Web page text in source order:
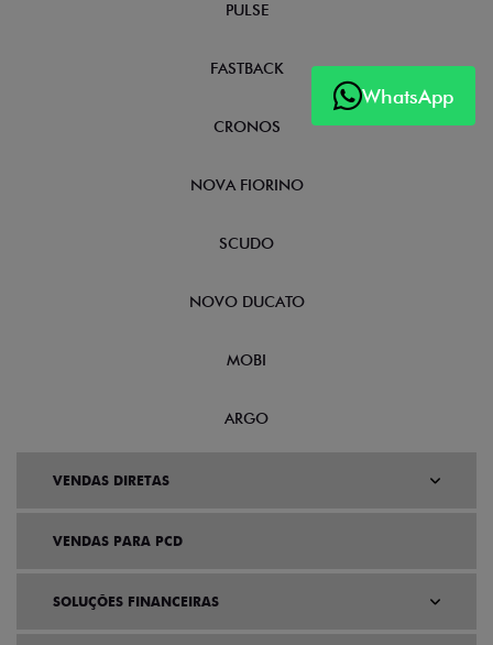
WhatsApp
PULSE
FASTBACK
CRONOS
NOVA FIORINO
SCUDO
NOVO DUCATO
MOBI
ARGO
VENDAS DIRETAS
VENDAS PARA PCD
SOLUÇÕES FINANCEIRAS